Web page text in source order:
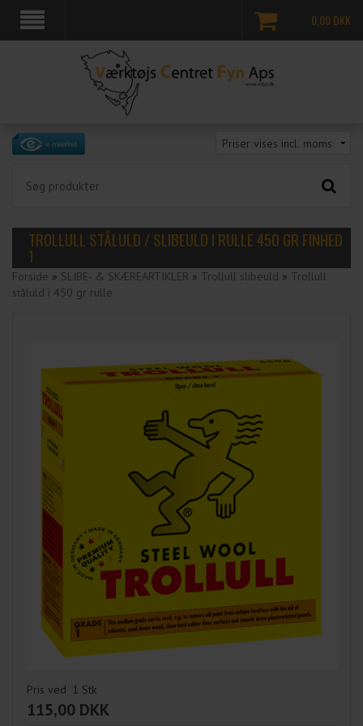
0,00 DKK
TROLLULL STÅLULD / SLIBEULD I RULLE 450 GR FINHED
1
Forside » SLIBE- & SKÆREARTIKLER » Trollull slibeuld » Trollull
ståluld i 450 gr rulle
Pris ved 1 Stk
115,00 DKK